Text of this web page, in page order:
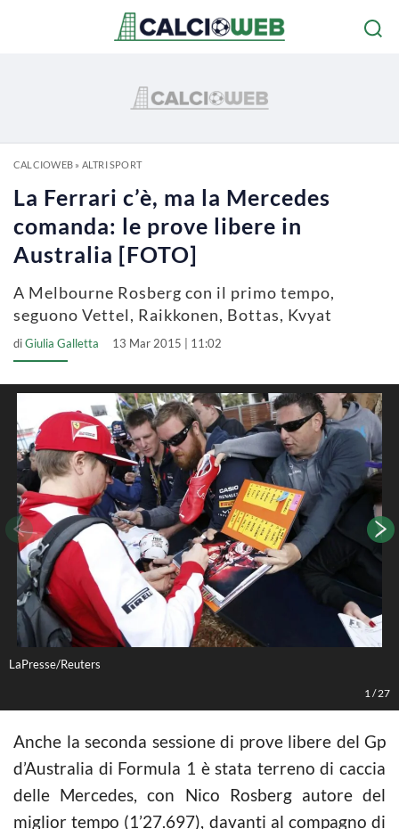
CALCIOWEB» ALTRI SPORT
La Ferrari c’è, ma la Mercedes
comanda: le prove libere in
Australia [FOTO]
A Melbourne Rosberg con il primo tempo,
seguono Vettel, Raikkonen, Bottas, Kvyat
diGiulia Galletta 13 Mar 2015 | 11:02
LaPresse/Reuters
1 /27
Anche la seconda sessione di prove libere del Gp
d’Australia di Formula 1 è stata terreno di caccia
delle Mercedes, con Nico Rosberg autore del
miglior tempo (1’27.697), davanti al compagno di